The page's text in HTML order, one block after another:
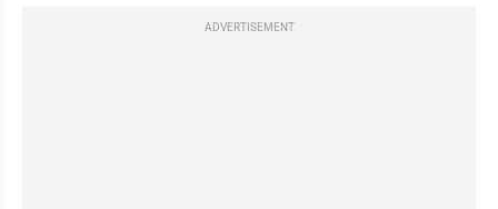
ADVERTISEMENT